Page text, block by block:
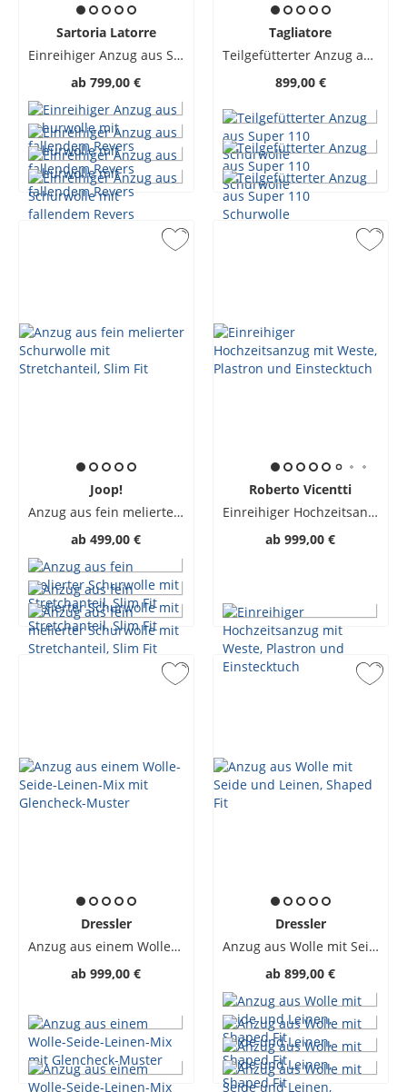
Sartoria Latorre
Einreihiger Anzug aus Schurwolle mit fallendem Revers
ab 799,00 €
Tagliatore
Teilgefütterter Anzug aus Super 110 Schurwolle
899,00 €
Joop!
Anzug aus fein melierter Schurwolle mit Stretchanteil, Slim Fit
ab 499,00 €
Roberto Vicentti
Einreihiger Hochzeitsanzug mit Weste, Plastron und Einstecktuch
ab 999,00 €
Dressler
Anzug aus einem Wolle-Seide-Leinen-Mix mit Glencheck-Muster
ab 999,00 €
Dressler
Anzug aus Wolle mit Seide und Leinen, Shaped Fit
ab 899,00 €